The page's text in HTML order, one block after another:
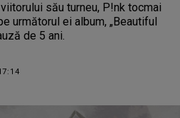
său turneu, P!nk tocmai
următorul ei album, „Beautiful
de 5 ani.